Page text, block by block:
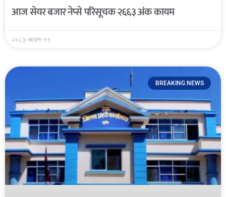
आज सेयर बजार नेप्से परिसूचक २६६३ अंक कायम
२०८३-साउन-१९
BREAKING NEWS